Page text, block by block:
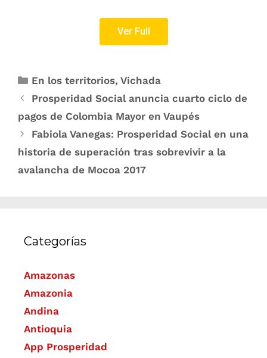
Ver Full
En los territorios,Vichada
Prosperidad Social anuncia cuarto ciclo de
pagos de Colombia Mayor en Vaupés
Fabiola Vanegas: Prosperidad Social en una
historia de superación tras sobrevivir a la
avalancha de Mocoa 2017
Categorías
Amazonas
Amazonia
Andina
Antioquia
App Prosperidad